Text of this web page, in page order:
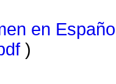
en
)